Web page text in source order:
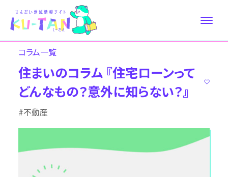
コラム⼀覧
住まいのコラム 『住宅ローンって
どんなもの？意外に知らない？』
#不動産